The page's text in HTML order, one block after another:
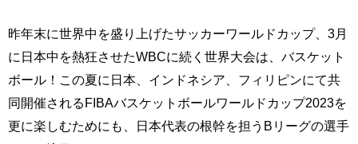
昨年末に世界中を盛り上げたサッカーワールドカップ、3月
に日本中を熱狂させたWBCに続く世界大会は、バスケット
ボール！この夏に日本、インドネシア、フィリピンにて共
同開催されるFIBAバスケットボールワールドカップ2023を
更に楽しむためにも、日本代表の根幹を担うBリーグの選手